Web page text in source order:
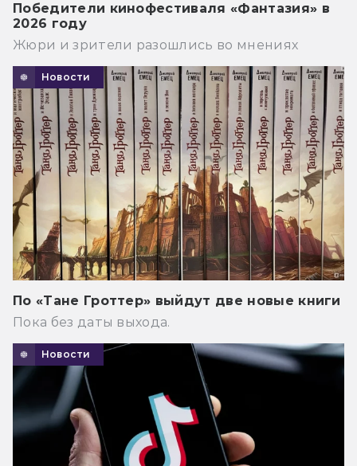
Победители кинофестиваля «Фантазия» в
2026 году
Жюри и зрители разошлись во мнениях
Новости
По «Тане Гроттер» выйдут две новые книги
Пока без даты выхода.
Новости